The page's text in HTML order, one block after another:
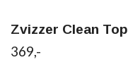
Zvizzer Clean Top
369,-